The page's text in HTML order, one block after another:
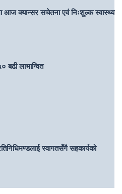
आज क्यान्सर सचेतना एवं निःशुल्क स्वास्थ्य
बढी लाभान्वित
स्वागतसँगै सहकार्यको